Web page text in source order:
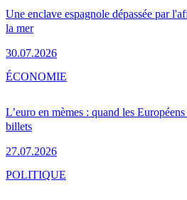
Une enclave espagnole dépassée par
la mer
30.07.2026
L’euro en mèmes : quand les
billets
27.07.2026
ÉCONOMIE
POLITIQUE